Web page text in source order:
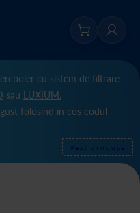
cu sistem de filtrare
sau LUXIUM.
folosind în coș codul
Vezi produse